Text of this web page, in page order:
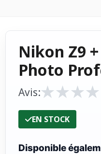
Nikon Z9
Photo
Avis:★
★★
★★
★★
★
EN STOCK
Disponible